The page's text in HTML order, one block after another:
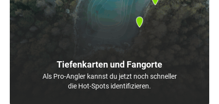
Tiefenkarten und Fangorte
Als Pro-Angler kannst du jetzt noch schneller
die Hot-Spots identifizieren.